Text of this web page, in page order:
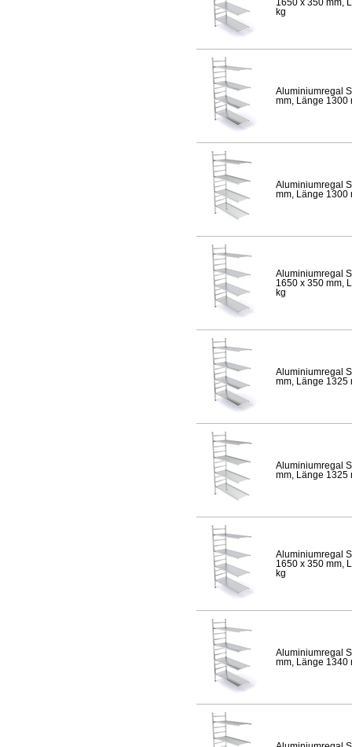
1650 x 350 mm,
kg
Aluminiumregal
mm, Länge 1300
Aluminiumregal
mm, Länge 1300
Aluminiumregal
1650 x 350 mm,
kg
Aluminiumregal
mm, Länge 1325
Aluminiumregal
mm, Länge 1325
Aluminiumregal
1650 x 350 mm,
kg
Aluminiumregal
mm, Länge 1340